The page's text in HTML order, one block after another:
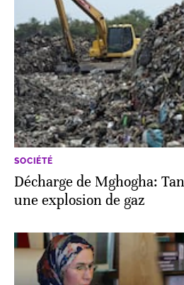
SOCIÉTÉ
Décharge de Mghogha:
une explosion de gaz